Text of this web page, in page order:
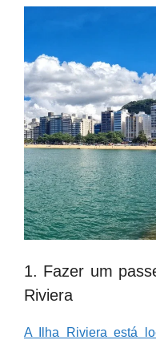
1. Fazer um
Riviera
A Ilha Riviera está